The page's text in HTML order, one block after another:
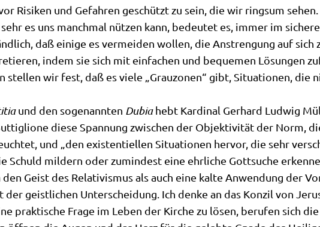
Risi­ken und Gefah­ren geschützt zu sein, die wir rings­um
es uns manch­mal nüt­zen kann, bedeu­tet es, immer im
daß eini­ge es ver­mei­den wol­len, die Anstren­gung auf sich
indem sie sich mit ein­fa­chen und beque­men Lösun­gen
stel­len wir fest, daß es vie­le „Grau­zo­nen“ gibt, Situa­tio­nen,
und den soge­nann­ten Dubiahebt Kar­di­nal Ger­hard Lud­wig
die­se Span­nung zwi­schen der Objek­ti­vi­tät der Norm,
und „den exi­sten­ti­el­len Situa­tio­nen her­vor, die sehr
Schuld mil­dern oder zumin­dest eine ehr­li­che Gott­su­che
Geist des Rela­ti­vis­mus als auch eine kal­te Anwen­dung der
der geist­li­chen Unter­schei­dung. Ich den­ke an das Kon­zil von
prak­ti­sche Fra­ge im Leben der Kir­che zu lösen, beru­fen sich